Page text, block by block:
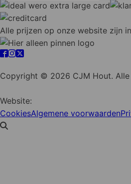
Alle prijzen op onze website zijn
Copyright © 2026 CJM Hout.
Website:
CookiesAlgemene voorwaarden